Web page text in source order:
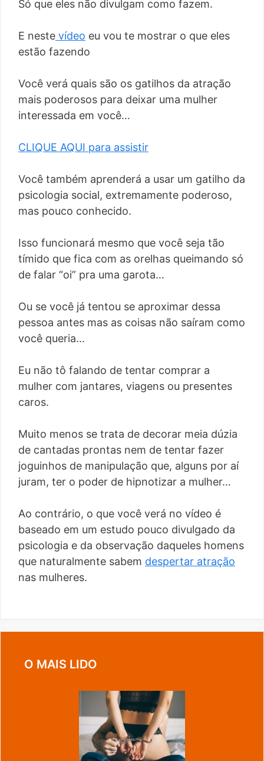
Só que eles não divulgam como fazem.
E neste vídeo eu vou te mostrar o que eles
estão fazendo
Você verá quais são os gatilhos da atração
mais poderosos para deixar uma mulher
interessada em você…
CLIQUE AQUI para assistir
Você também aprenderá a usar um gatilho da
psicologia social, extremamente poderoso,
mas pouco conhecido.
Isso funcionará mesmo que você seja tão
tímido que fica com as orelhas queimando só
de falar “oi” pra uma garota…
Ou se você já tentou se aproximar dessa
pessoa antes mas as coisas não saíram como
você queria…
Eu não tô falando de tentar comprar a
mulher com jantares, viagens ou presentes
caros.
Muito menos se trata de decorar meia dúzia
de cantadas prontas nem de tentar fazer
joguinhos de manipulação que, alguns por aí
juram, ter o poder de hipnotizar a mulher…
Ao contrário, o que você verá no vídeo é
baseado em um estudo pouco divulgado da
psicologia e da observação daqueles homens
que naturalmente sabem despertar atração
nas mulheres.
O MAIS LIDO